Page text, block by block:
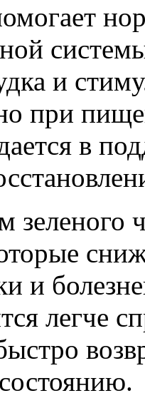
и
при
в
зеленого
и
легче